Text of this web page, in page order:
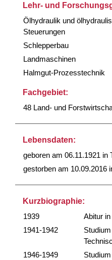
Lehr- und
Ölhydraulik und
Steuerungen
Schlepperbau
Landmaschinen
Halmgut-Prozesstechnik
Fachgebiet:
48 Land- und
Lebensdaten:
geboren am 06.11.1921 in
gestorben am 10.09.2016
Kurzbiographie:
1939
Abitur
1941-1942
1946-1949